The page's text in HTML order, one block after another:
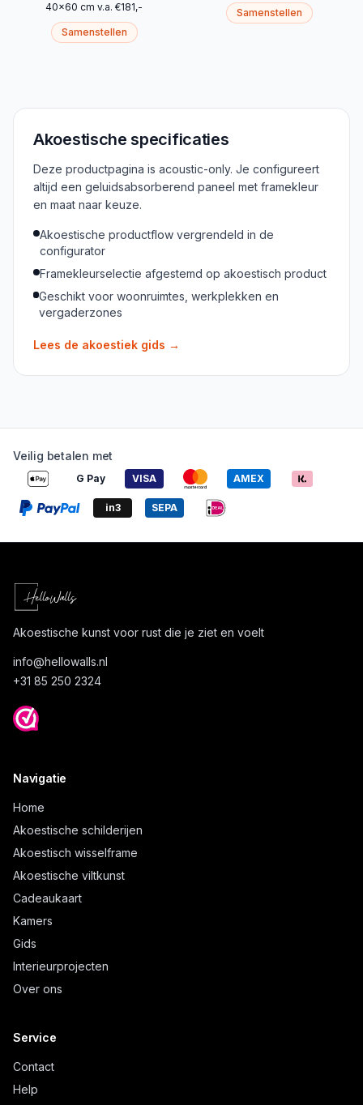
40x60 cm v.a. €181,-
Samenstellen
Samenstellen
Akoestische specificaties
Deze productpagina is acoustic-only. Je configureert
altijd een geluidsabsorberend paneel met framekleur
en maat naar keuze.
Akoestische productflow vergrendeld in de
configurator
Framekleurselectie afgestemd op akoestisch product
Geschikt voor woonruimtes, werkplekken en
vergaderzones
Lees de akoestiek gids →
Veilig betalen met
G Pay VISA AMEX
in3 SEPA
Akoestische kunst voor rust die je ziet en voelt
info@hellowalls.nl
+31 85 250 2324
Navigatie
Home
Akoestische schilderijen
Akoestisch wisselframe
Akoestische viltkunst
Cadeaukaart
Kamers
Gids
Interieurprojecten
Over ons
Service
Contact
Help